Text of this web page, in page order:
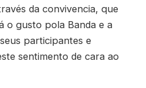
da convivencia, que
o gusto pola Banda e a
participantes e
sentimento de cara ao